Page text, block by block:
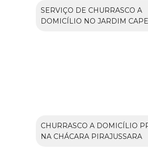
SERVIÇO DE CHURRASCO A
DOMICÍLIO NO JARDIM
CHURRASCO A DOMICÍLIO
NA CHÁCARA PIRAJUSSARA